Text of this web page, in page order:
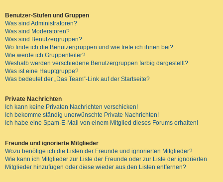
Benutzer-Stufen und Gruppen
Was sind Administratoren?
Was sind Moderatoren?
Was sind Benutzergruppen?
Wo finde ich die Benutzergruppen und wie trete ich ihnen bei?
Wie werde ich Gruppenleiter?
Weshalb werden verschiedene Benutzergruppen farbig dargestellt?
Was ist eine Hauptgruppe?
Was bedeutet der „Das Team“-Link auf der Startseite?
Private Nachrichten
Ich kann keine Privaten Nachrichten verschicken!
Ich bekomme ständig unerwünschte Private Nachrichten!
Ich habe eine Spam-E-Mail von einem Mitglied dieses Forums erhalten!
Freunde und ignorierte Mitglieder
Wozu benötige ich die Listen der Freunde und ignorierten Mitglieder?
Wie kann ich Mitglieder zur Liste der Freunde oder zur Liste der ignorierten
Mitglieder hinzufügen oder diese wieder aus den Listen entfernen?